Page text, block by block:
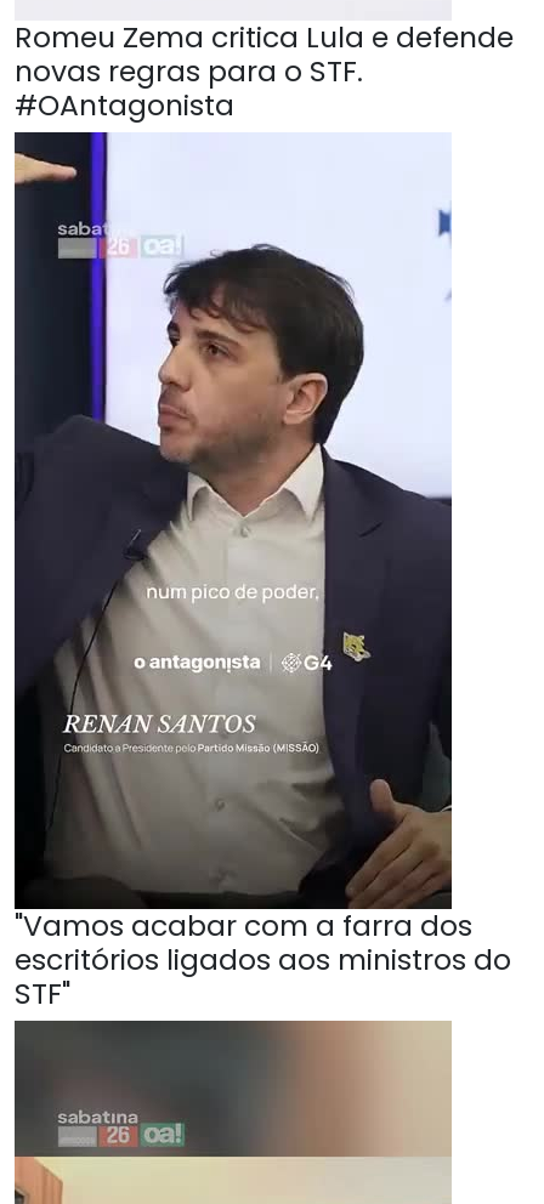
Romeu Zema critica Lula e defende
novas regras para o STF.
#OAntagonista
"Vamos acabar com a farra dos
escritórios ligados aos ministros do
STF"